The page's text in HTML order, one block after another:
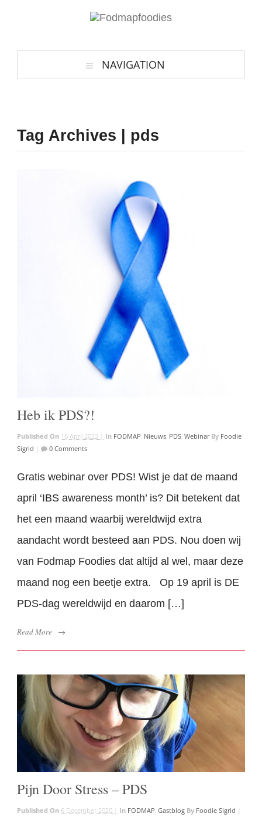
NAVIGATION
Tag Archives | pds
Heb ik PDS?!
Published On 16 April 2022 | In FODMAP Nieuws PDS ,Webinar By Foodie
Sigrid
0 Comments
Gratis webinar over PDS! Wist je dat de maand
april ‘IBS awareness month’ is? Dit betekent dat
het een maand waarbij wereldwijd extra
aandacht wordt besteed aan PDS. Nou doen wij
van Fodmap Foodies dat altijd al wel, maar deze
maand nog een beetje extra. Op 19 april is DE
PDS-dag wereldwijd en daarom […]
Read More →
Pijn Door Stress – PDS
Published On 6 December 2020 | In FODMAP ,Gastblog By Foodie Sigrid